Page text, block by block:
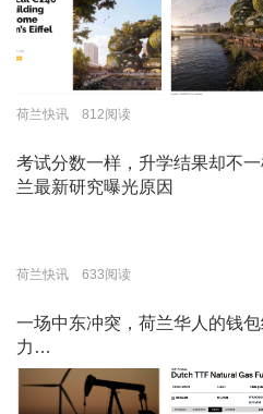
荷兰快讯 812阅读
考试分数一样，升学结果却不
兰最新研究曝光原因
荷兰快讯 633阅读
一场中东冲突，荷兰华人的钱
力…